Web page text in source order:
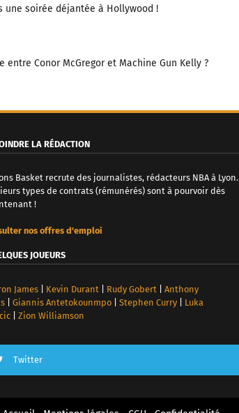
une soirée déjantée à Hollywood !
entre Conor McGregor et Machine Gun Kelly ?
LA RÉDACTION
Basket recrute des journalistes, rédacteurs NBA à Lyon.
types de contrats (rémunérés) sont à pourvoir dès
!
nos offres d'emploi
JOUEURS
James| Kevin Durant Rudy Gobert
Anthony
| Giannis Antetokounmpo| Stephen Curry| Luka
| Zion Williamson
Twitter